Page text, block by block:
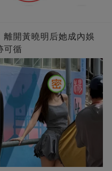
開黃曉明后她成內娛
可循